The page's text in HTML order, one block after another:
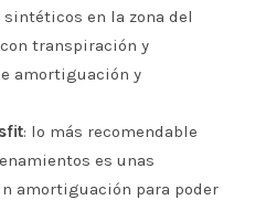
en la zona del
transpiración y
amortiguación y
: lo más recomendable
es unas
amortiguación para poder